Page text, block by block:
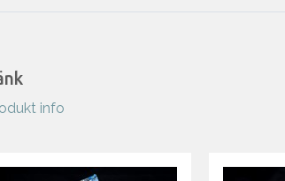
info